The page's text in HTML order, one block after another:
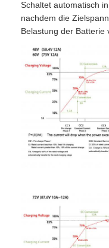
Schaltet automatisch
nachdem die
Belastung der Batterie